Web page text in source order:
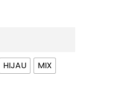
HIJAU
MIX